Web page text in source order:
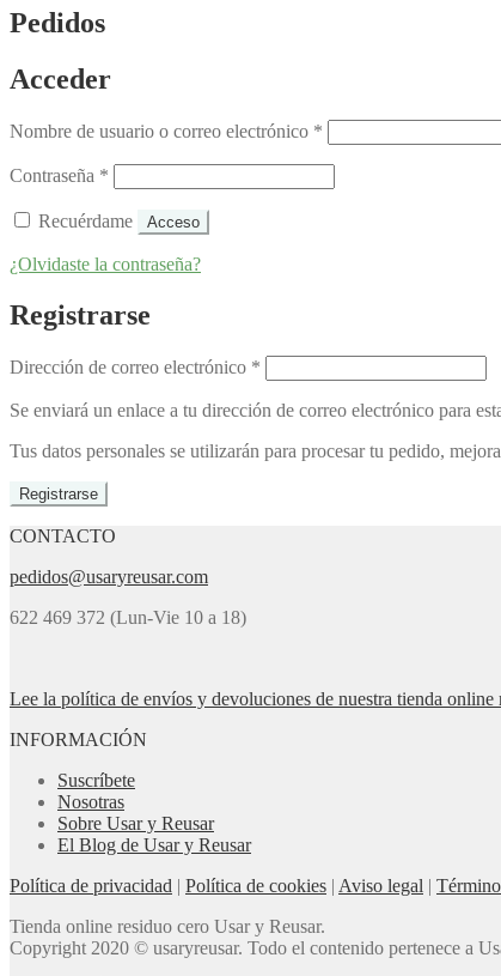
Pedidos
Acceder
Nombre de usuario o correo electrónico *
Contraseña *
Recuérdame Acceso
¿Olvidaste la contraseña?
Registrarse
Dirección de correo electrónico *
Se enviará un enlace a tu dirección de correo electrónico para
Tus datos personales se utilizarán para procesar tu pedido,
Registrarse
CONTACTO
pedidos@usaryreusar.com
622 469 372 (Lun-Vie 10 a 18)
Lee la política de envíos y devoluciones de nuestra tienda online
INFORMACIÓN
Suscríbete
Nosotras
Sobre Usar y Reusar
El Blog de Usar y Reusar
Política de privacidad | Política de cookies | Aviso legal |
Tienda online residuo cero Usar y Reusar.
Copyright 2020 © usaryreusar. Todo el contenido pertenece a